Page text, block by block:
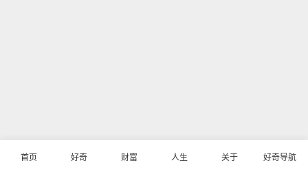
首页 好奇 财富 人生 关于 好奇导航